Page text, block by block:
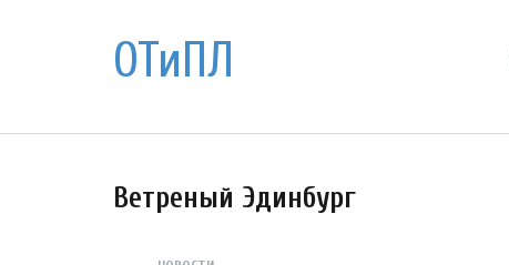
ОТиПЛ
Ветреный Эдинбург